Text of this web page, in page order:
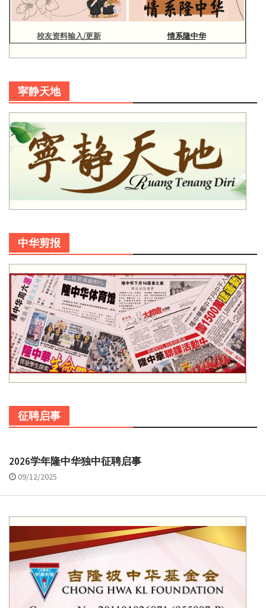
校友资料输入/更新 情系隆中华
寜静天地
中华剪报
征聘启事
2026学年隆中华独中征聘启事
09/12/2025